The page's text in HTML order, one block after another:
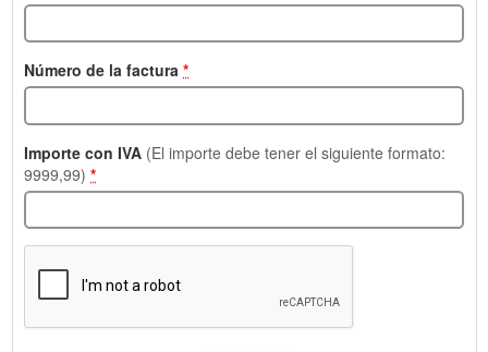
Número de la factura *
Importe con IVA (El importe debe tener el siguiente formato:
9999,99) *